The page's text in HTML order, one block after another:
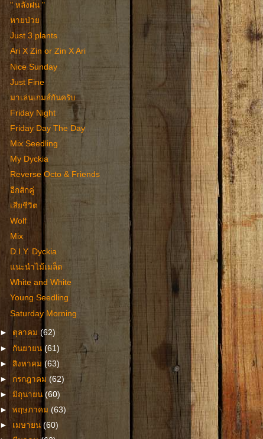
" หลังฝน "
หายป่วย
Just 3 plants
Ari X Zin or Zin X Ari
Nice Sunday
Just Fine
มาเล่นเกมส์กันครับ
Friday Night
Friday Day The Day
Mix Seedling
My Dyckia
Reverse Octo & Friends
อีกสักคู่
เสียชีวิต
Wolf
Mix
D.I.Y. Dyckia
แนะนำไม้เมล็ด
White and White
Young Seedling
Saturday Morning
► ตุลาคม(62)
► กันยายน(61)
►สิงหาคม(63)
► กรกฎาคม(62)
►มิถุนายน(60)
►พฤษภาคม(63)
► เมษายน(60)